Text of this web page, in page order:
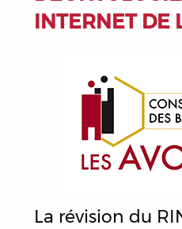
Télécharger la
INTERNET DE
La révision du